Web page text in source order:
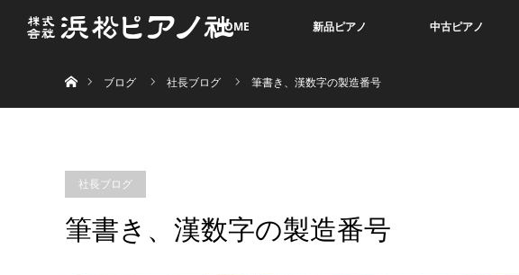
HOME 新品ピアノ 中古ピアノ
ブログ
社長ブログ 筆書き、漢数字の製造番号
社長ブログ
筆書き、漢数字の製造番号